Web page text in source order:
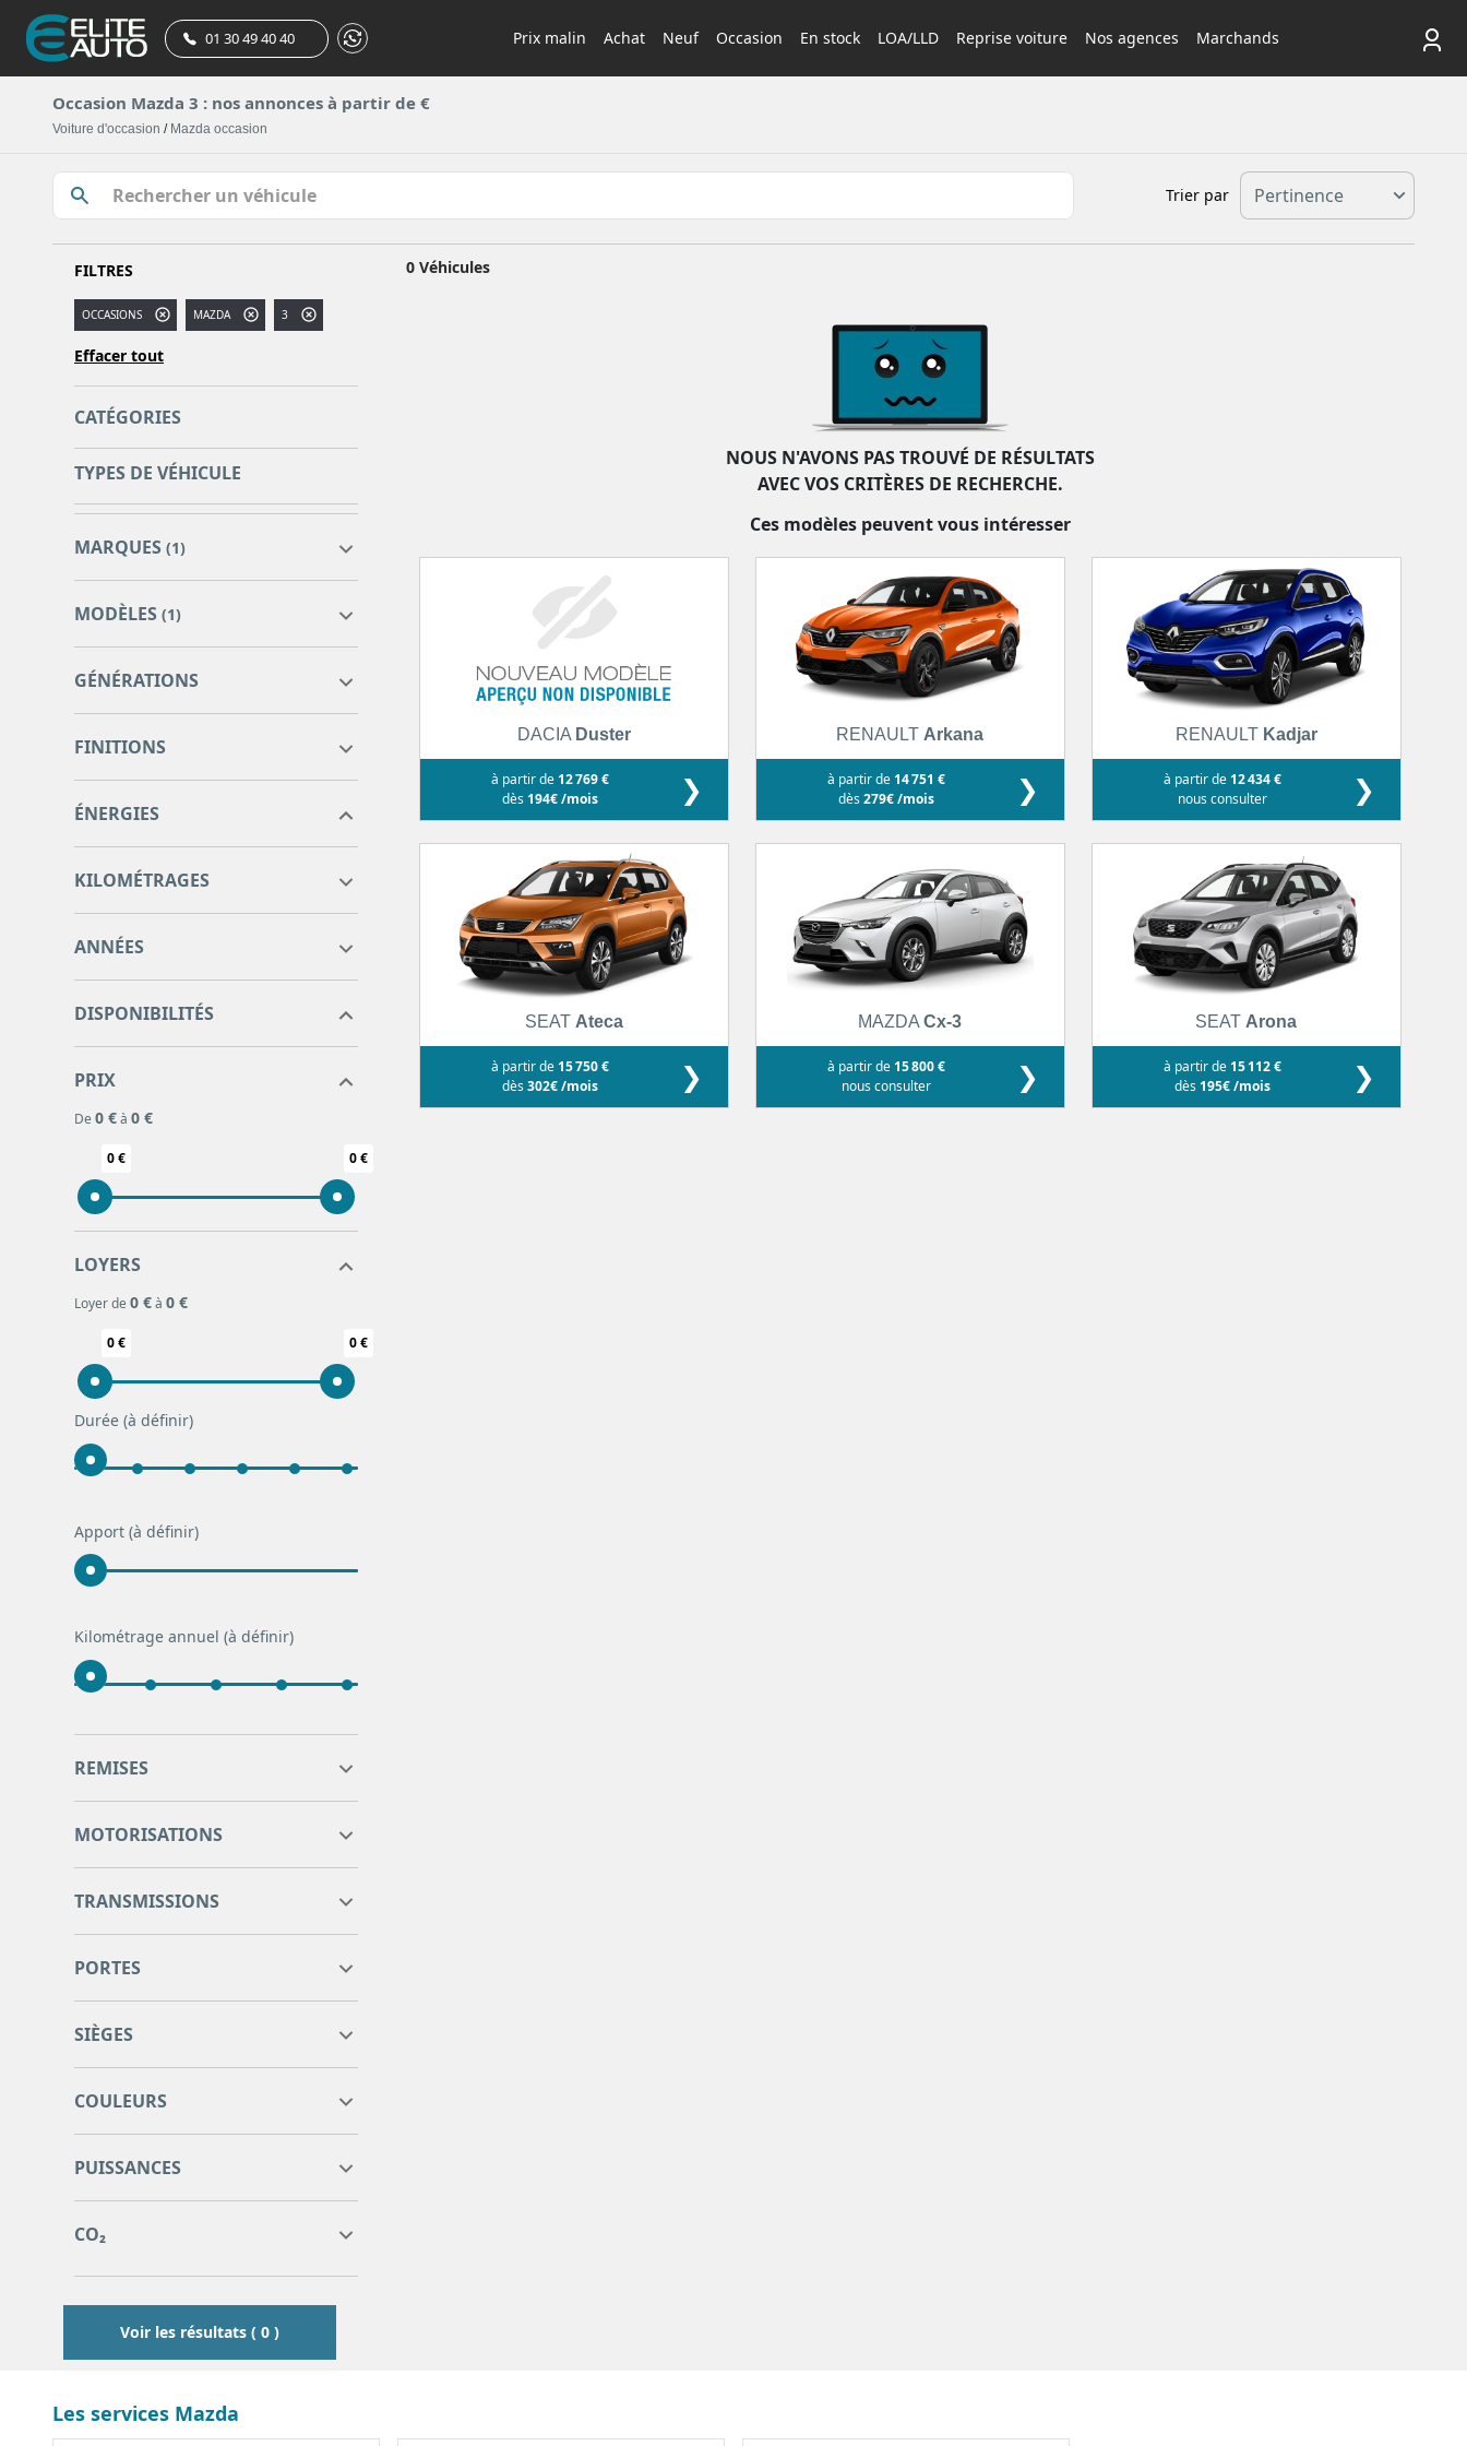
01 30 49 40 40 Prix malin Achat Neuf Occasion En stock LOA/LLD Reprise voiture Nos agences Marchands
Occasion Mazda 3 : nos annonces à partir de €
Voiture d'occasion / Mazda occasion
Trier par
FILTRES
OCCASIONS MAZDA 3
Effacer tout
CATÉGORIES
TYPES DE VÉHICULE
MARQUES (1)
DS
MAZDA 0
MODÈLES (1)
3
CX-3 1
CX-60 1
GÉNÉRATIONS
FINITIONS
ÉNERGIES
KILOMÉTRAGES
ANNÉES
DISPONIBILITÉS
PRIX
De 0 €à 0 €
0 € 0 €
LOYERS
Loyer de 0 €à 0 €
0 € 0 €
Durée (à définir)
Apport (à définir)
Kilométrage annuel (à définir)
REMISES
MOTORISATIONS
TRANSMISSIONS
PORTES
SIÈGES
COULEURS
PUISSANCES
CO₂
Voir les résultats ( 0 )
0 Véhicules
NOUS N'AVONS PAS TROUVÉ DE RÉSULTATS
AVEC VOS CRITÈRES DE RECHERCHE.
Ces modèles peuvent vous intéresser
DACIA Duster
à partir de 12 769 €
dès 194€ /mois ❯
RENAULT Arkana
à partir de 14 751 €
dès279€ /mois ❯
RENAULT Kadjar
à partir de 12 434 €
nous consulter
❯
SEAT Ateca
à partir de 15 750 €
dès302€ /mois ❯
MAZDACx-3
à partir de 15 800 €
nous consulter
❯
SEAT Arona
à partir de 15 112 €
dès 195€ /mois ❯
Les services Mazda